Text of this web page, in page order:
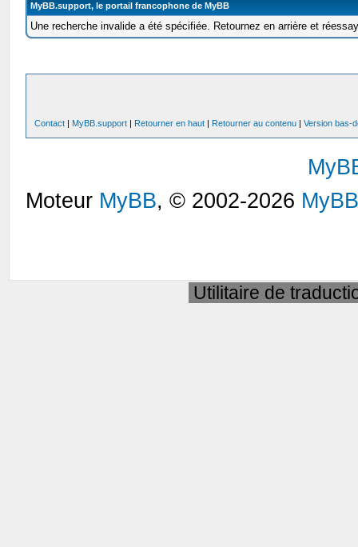
MyBB.support, le portail francophone de MyBB
Une recherche invalide a été spécifiée. Retournez en arrière et
Contact | MyBB.support | Retourner en haut | Retourner au contenu |Version bas-
Moteur MyBB, © 2002-2026
Utilitaire de